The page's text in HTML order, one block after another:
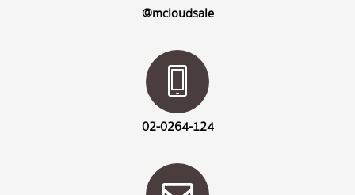
@mcloudsale
02-0264-124